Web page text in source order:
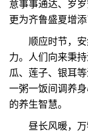
意事事通达、岁
更为齐鲁盛夏增
顺应时节，安
力。人们向来秉
瓜、莲子、银耳
一粥一饭间调养
的养生智慧。
昼长风暖，万